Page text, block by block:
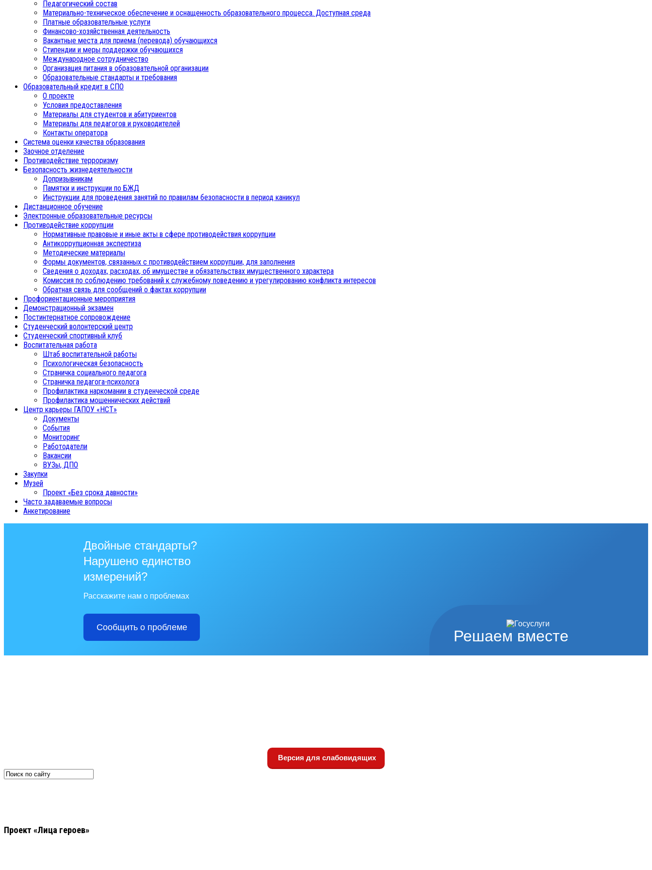
Педагогический состав
Материально-техническое обеспечение и оснащенность образовательного процесса. Доступная среда
Платные образовательные услуги
Финансово-хозяйственная деятельность
Вакантные места для приема (перевода) обучающихся
Стипендии и меры поддержки обучающихся
Международное сотрудничество
Организация питания в образовательной организации
Образовательные стандарты и требования
Образовательный кредит в СПО
О проекте
Условия предоставления
Материалы для студентов и абитуриентов
Материалы для педагогов и руководителей
Контакты оператора
Система оценки качества образования
Заочное отделение
Противодействие терроризму
Безопасность жизнедеятельности
Допризывникам
Памятки и инструкции по БЖД
Инструкции для проведения занятий по правилам безопасности в период каникул
Дистанционное обучение
Электронные образовательные ресурсы
Противодействие коррупции
Нормативные правовые и иные акты в сфере противодействия коррупции
Антикоррупционная экспертиза
Методические материалы
Формы документов, связанных с противодействием коррупции, для заполнения
Сведения о доходах, расходах, об имуществе и обязательствах имущественного характера
Комиссия по соблюдению требований к служебному поведению и урегулированию конфликта интересов
Обратная связь для сообщений о фактах коррупции
Профориентационные мероприятия
Демонстрационный экзамен
Постинтернатное сопровождение
Студенческий волонтерский центр
Студенческий спортивный клуб
Воспитательная работа
Штаб воспитательной работы
Психологическая безопасность
Страничка социального педагога
Страничка педагога-психолога
Профилактика наркомании в студенческой среде
Профилактика мошеннических действий
Центр карьеры ГАПОУ «НСТ»
Документы
События
Мониторинг
Работодатели
Вакансии
ВУЗы, ДПО
Закупки
Музей
Проект «Без срока давности»
Часто задаваемые вопросы
Анкетирование
Решаем вместе
Двойные стандарты?
Нарушено единство
измерений?
Расскажите нам о проблемах
Сообщить о проблеме
Версия для слабовидящих
Проект «Лица героев»